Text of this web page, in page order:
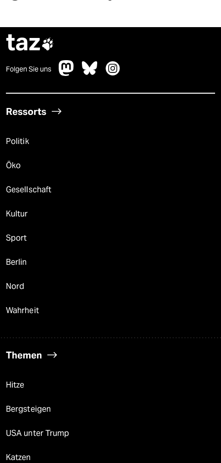
taz
Folgen Sie uns
Ressorts
Politik
Öko
Gesellschaft
Kultur
Sport
Berlin
Nord
Wahrheit
Themen
Hitze
Bergsteigen
USA unter Trump
Katzen